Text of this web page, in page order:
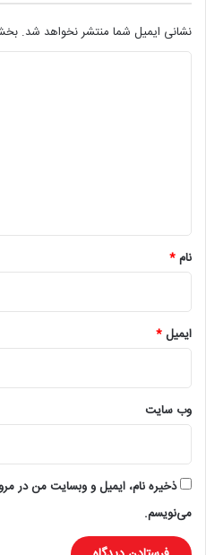
نشانی ایمیل شما منتشر نخواهد شد.
نام*
ایمیل*
وب‌ سایت
ذخیره نام، ایمیل و وبسایت من در
می‌نویسم.